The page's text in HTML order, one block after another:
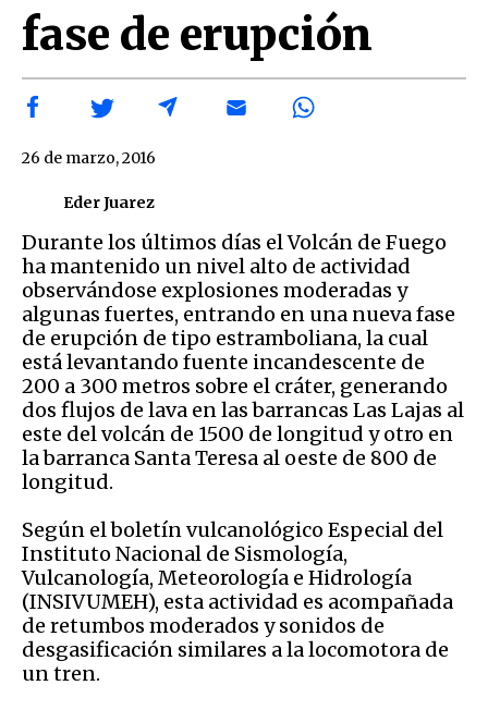
fase de erupción
Eder Juarez
26 de marzo, 2016
Durante los últimos días el Volcán de Fuego
ha mantenido un nivel alto de actividad
observándose explosiones moderadas y
algunas fuertes, entrando en una nueva fase
de erupción de tipo estramboliana, la cual
está levantando fuente incandescente de
200 a 300 metros sobre el cráter, generando
dos flujos de lava en las barrancas Las Lajas al
este del volcán de 1500 de longitud y otro en
la barranca Santa Teresa al oeste de 800 de
longitud.
Según el boletín vulcanológico Especial del
Instituto Nacional de Sismología,
Vulcanología, Meteorología e Hidrología
(INSIVUMEH), esta actividad es acompañada
de retumbos moderados y sonidos de
desgasificación similares a la locomotora de
un tren.